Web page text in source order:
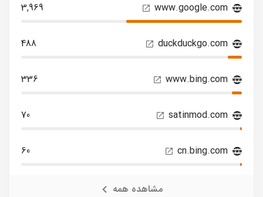
www.google.com
3,969
duckduckgo.com
488
www.bing.com
336
satinmod.com
70
cn.bing.com
60
مشاهده همه